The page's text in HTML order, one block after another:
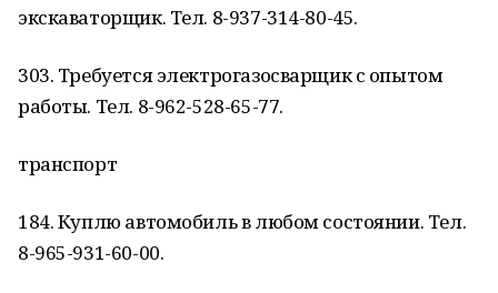
экскаваторщик. Тел. 8-937-314-80-45.
303. Требуется электрогазосварщик с опытом
работы. Тел. 8-962-528-65-77.
транспорт
184. Куплю автомобиль в любом состоянии. Тел.
8-965-931-60-00.